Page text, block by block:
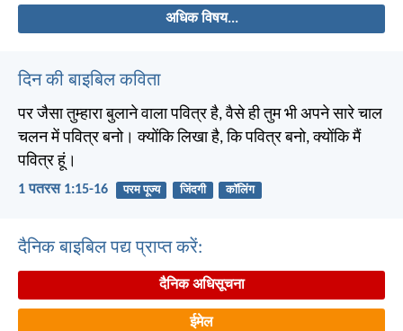
अधिक विषय...
दिन की बाइबिल कविता
पर जैसा तुम्हारा बुलाने वाला पवित्र है, वैसे ही तुम भी अपने सारे चाल
चलन में पवित्र बनो। क्योंकि लिखा है, कि पवित्र बनो, क्योंकि मैं
पवित्र हूं।
1 पतरस 1:15-16 परम पूज्य जिंदगी कॉलिंग
दैनिक बाइबिल पद्य प्राप्त करें:
दैनिक अधिसूचना
ईमेल